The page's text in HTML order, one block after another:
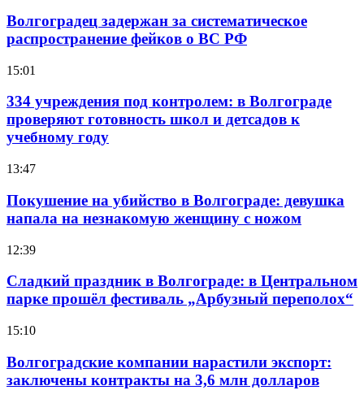
Волгоградец задержан за систематическое
распространение фейков о ВС РФ
15:01
334 учреждения под контролем: в Волгограде
проверяют готовность школ и детсадов к
учебному году
13:47
Покушение на убийство в Волгограде: девушка
напала на незнакомую женщину с ножом
12:39
Сладкий праздник в Волгограде: в Центральном
парке прошёл фестиваль „Арбузный переполох“
15:10
Волгоградские компании нарастили экспорт:
заключены контракты на 3,6 млн долларов